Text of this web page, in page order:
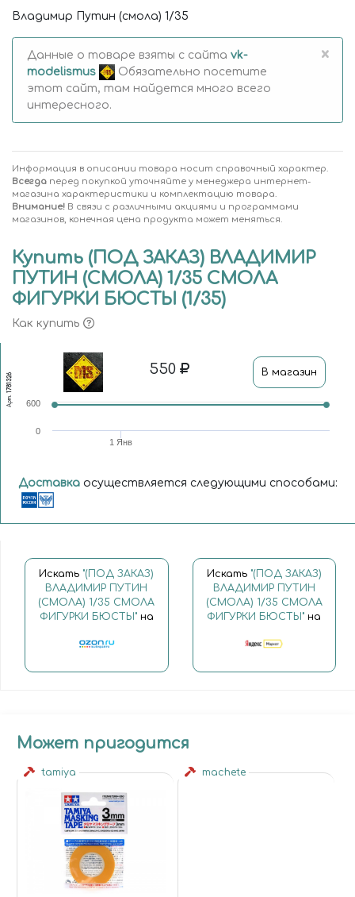
Владимир Путин (смола) 1/35
Данные о товаре взяты с сайта vk-
modelismus
Обязательно посетите
этот сайт, там найдется много всего
интересного.
×
Информация в описании товара носит справочный характер.
Всегда перед покупкой уточняйте у менеджера интернет-
магазина характеристики и комплектацию товара.
Внимание! В связи с различными акциями и программами
магазинов, конечная цена продукта может меняться.
Купить (ПОД ЗАКАЗ) ВЛАДИМИР
ПУТИН (СМОЛА) 1/35 СМОЛА
ФИГУРКИ БЮСТЫ (1/35)
Как купить
Арт.
1781326
550 В магазин
1 Янв
0
600
Доставка осуществляется следующими способами:
Искать "(ПОД ЗАКАЗ)
ВЛАДИМИР ПУТИН
(СМОЛА) 1/35 СМОЛА
ФИГУРКИ БЮСТЫ"на
Искать "(ПОД ЗАКАЗ)
ВЛАДИМИР ПУТИН
(СМОЛА) 1/35 СМОЛА
ФИГУРКИ БЮСТЫ" на
Может пригодится
tamiya machete